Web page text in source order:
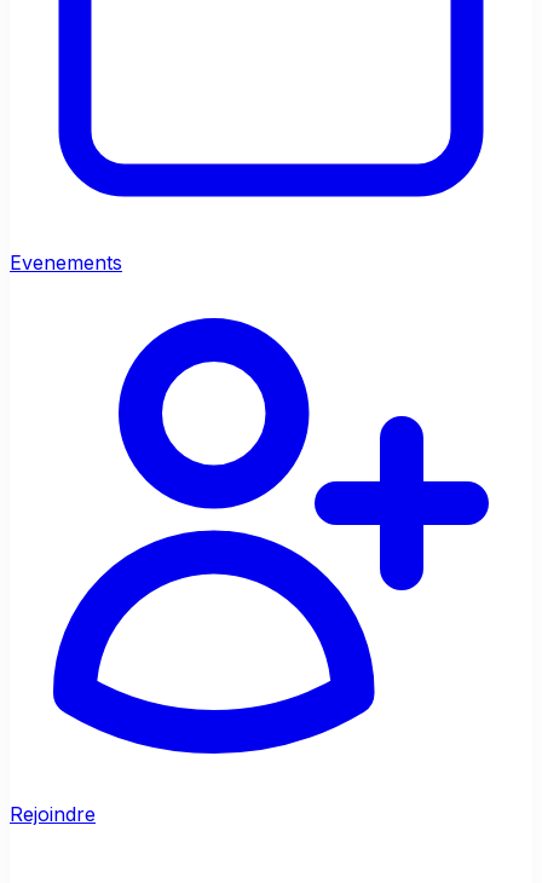
Evenements
Rejoindre